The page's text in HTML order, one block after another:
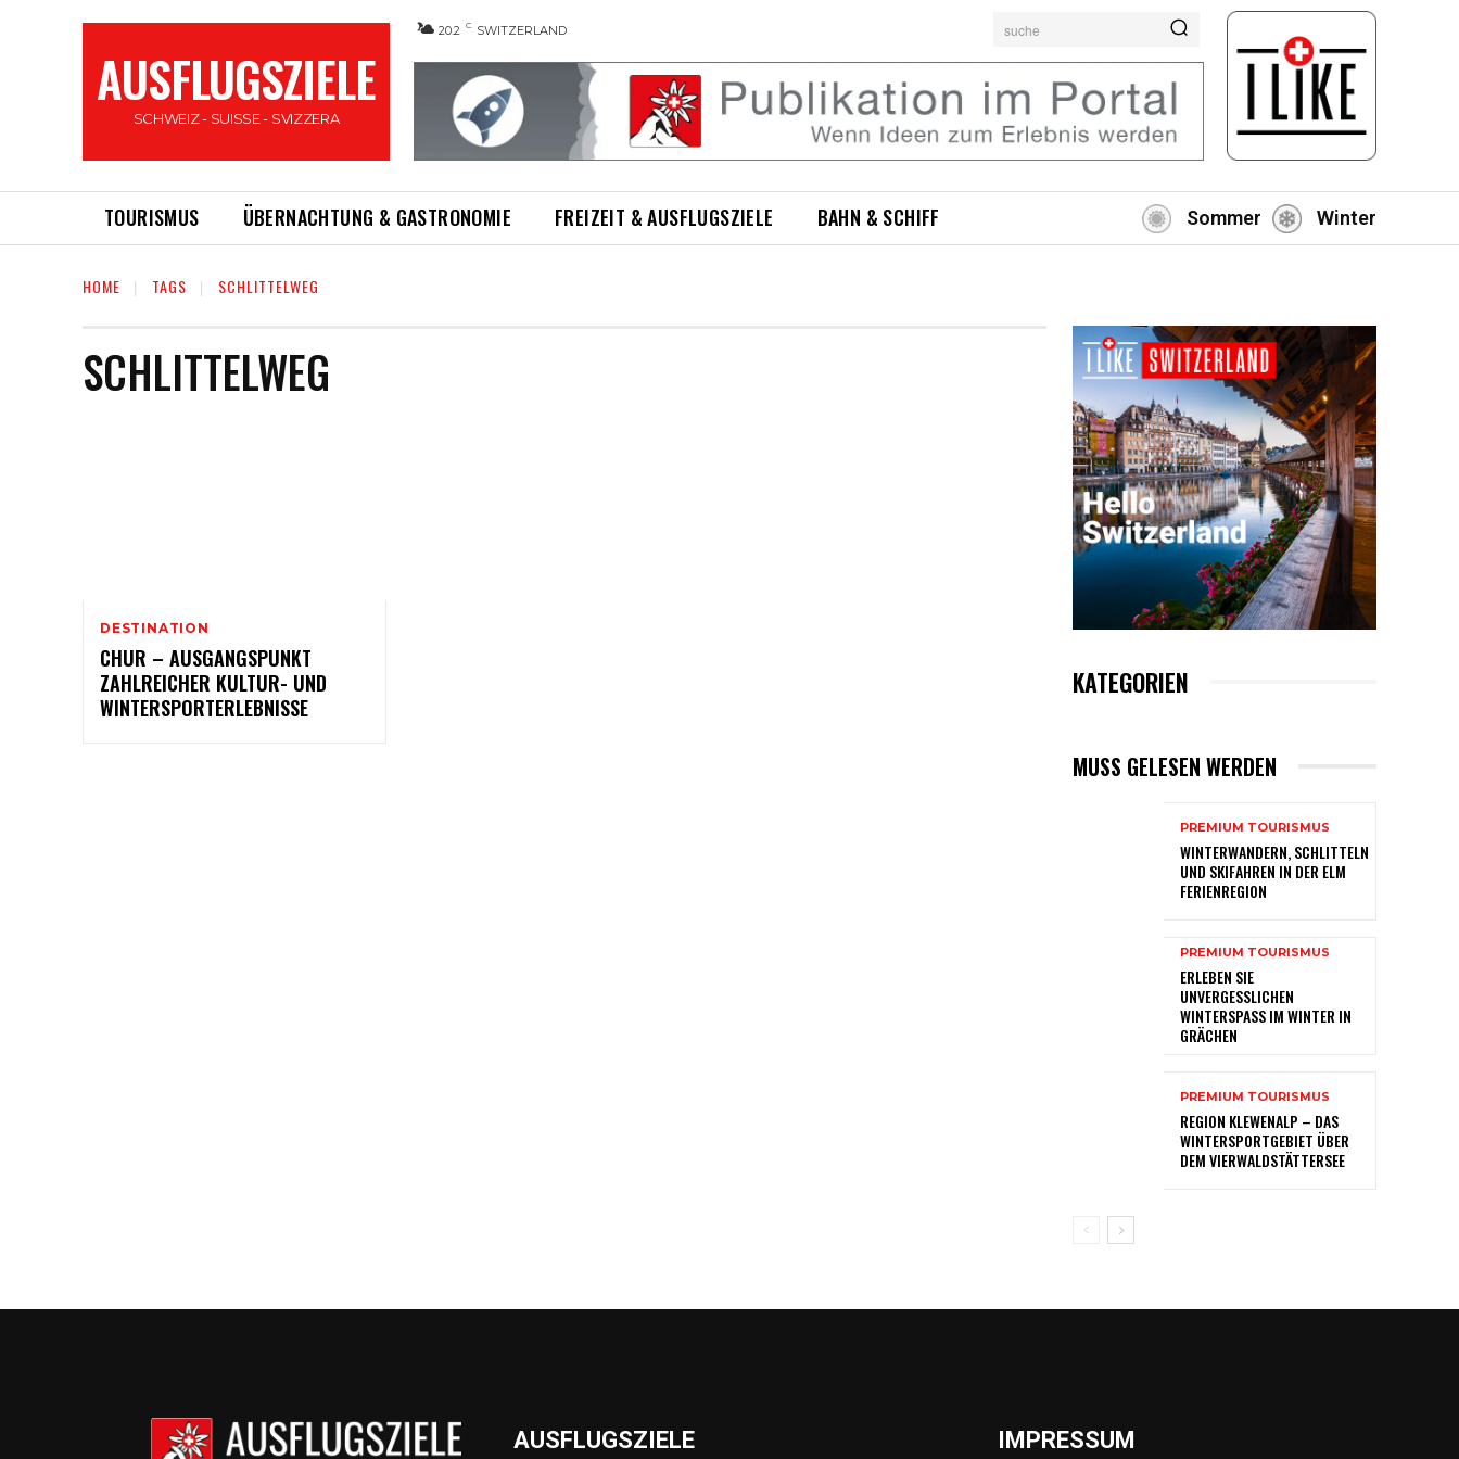
AUSFLUGSZIELE
SCHWEIZ - SUISSE - SVIZZERA
20.2 C SWITZERLAND suche
TOURISMUS ÜBERNACHTUNG & GASTRONOMIE FREIZEIT & AUSFLUGSZIELE BAHN & SCHIFF Sommer Winter
HOME TAGS SCHLITTELWEG
SCHLITTELWEG
DESTINATION
CHUR – AUSGANGSPUNKT
ZAHLREICHER KULTUR- UND
WINTERSPORTERLEBNISSE
KATEGORIEN
MUSS GELESEN WERDEN
PREMIUM TOURISMUS
WINTERWANDERN, SCHLITTELN
UND SKIFAHREN IN DER ELM
FERIENREGION
PREMIUM TOURISMUS
ERLEBEN SIE
UNVERGESSLICHEN
WINTERSPASS IM WINTER IN
GRÄCHEN
PREMIUM TOURISMUS
REGION KLEWENALP – DAS
WINTERSPORTGEBIET ÜBER
DEM VIERWALDSTÄTTERSEE
AUSFLUGSZIELE IMPRESSUM